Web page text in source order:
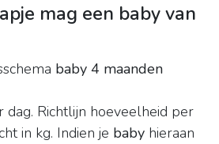
mag een baby van
baby 4 maanden
dag. Richtlijn hoeveelheid per
in kg. Indien je baby hieraan